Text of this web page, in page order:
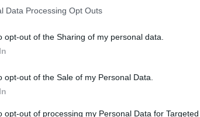
Data Processing Opt Outs
opt-out of the Sharing of my personal data.
opt-out of the Sale of my Personal Data.
opt-out of processing my Personal Data for Targeted